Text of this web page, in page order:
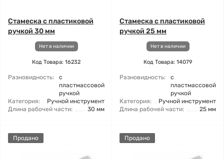
Стамеска с пластиковой
ручкой 30 мм
Нет в наличии
Код Товара: 16232
Разновидность:
с
пластмассовой
ручкой
Категория:
Ручной инструмент
Длина рабочей части:
30 мм
Стамеска с пластиковой
ручкой 25 мм
Нет в наличии
Код Товара: 14079
Разновидность:
с
пластмассовой
ручкой
Категория:
Ручной инструмент
Длина рабочей части:
25 мм
Продано Продано